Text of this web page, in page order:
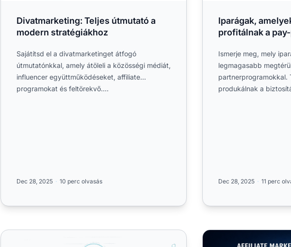
Divatmarketing: Teljes útmutató a
modern stratégiákhoz
Sajátítsd el a divatmarketinget átfogó
útmutatónkkal, amely átöleli a közösségi médiát,
influencer együttműködéseket, affiliate
programokat és feltörekvő....
Dec 28, 2025 10 perc olvasás
Iparágak,
profitálnak a
Ismerje meg, mely
legmagasabb
partnerprogramokkal.
produkálnak a
Dec 28, 2025 11 perc
A márkák több mint 80%-a alkalmaz affiliate marketinget:Az átlagos affiliate